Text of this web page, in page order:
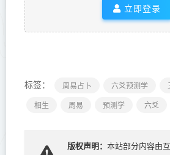
立即登录
标签： 周易占卜 六爻预测学
相生
周易 预测学 六爻
版权声明： 本站部分内容由